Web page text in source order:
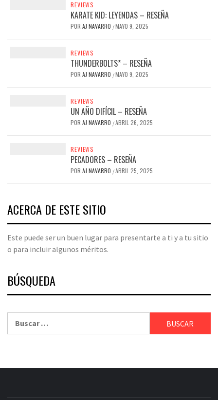
REVIEWS
KARATE KID: LEYENDAS – RESEÑA
POR AJ NAVARRO /MAYO 9, 2025
REVIEWS
THUNDERBOLTS* – RESEÑA
POR AJ NAVARRO /MAYO 9, 2025
REVIEWS
UN AÑO DIFÍCIL – RESEÑA
POR AJ NAVARRO /ABRIL 26, 2025
REVIEWS
PECADORES – RESEÑA
POR AJ NAVARRO /ABRIL 25, 2025
ACERCA DE ESTE SITIO
Este puede ser un buen lugar para presentarte a ti y a tu sitio
o para incluir algunos méritos.
BÚSQUEDA